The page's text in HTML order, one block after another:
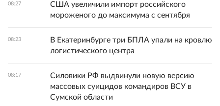
08:27
США увеличили импорт российского
мороженого до максимума с сентября
08:23
В Екатеринбурге три БПЛА упали на кровлю
логистического центра
08:17
Силовики РФ выдвинули новую версию
массовых суицидов командиров ВСУ в
Сумской области